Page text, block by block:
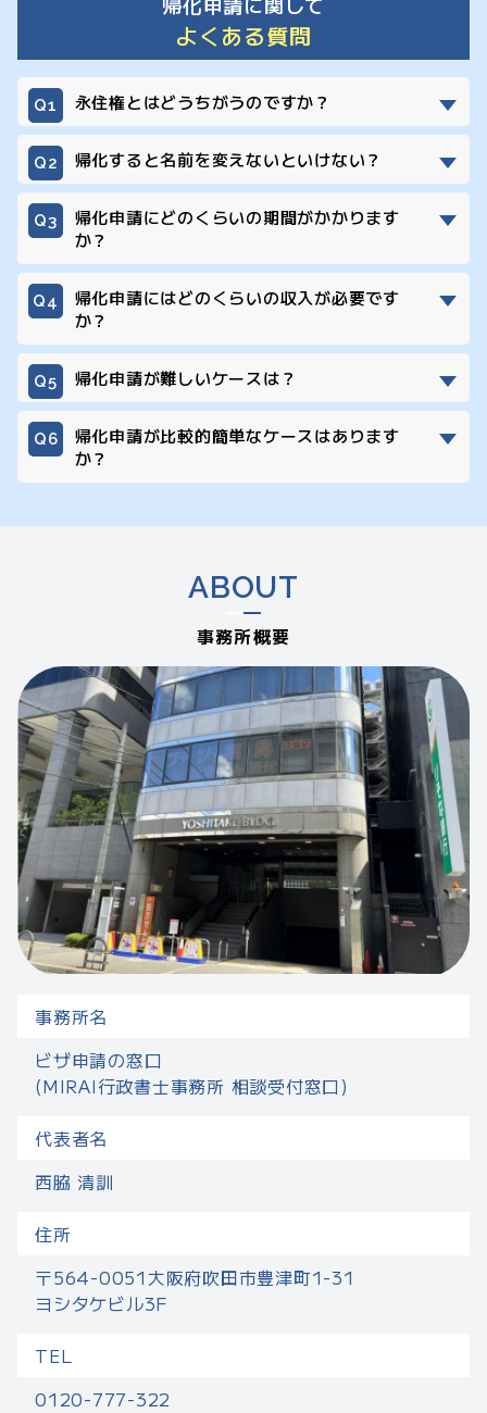
よくある質問
永住権とはどうちがうのですか？
永住権は母国の国籍を維持したまま日本
に住むためのビザですが、帰化は日本国
籍を取得することです。日本国籍を取得
すると選挙権を得たり、公務員として働
くことができるようになります。
帰化すると名前を変えないといけない？
日本のルールに従った名前を決める必要
があります。漢字の使用制限があり、カ
タカナは使用できます。
帰化申請にどのくらいの期間がかかります
か？
帰化申請は手続きが複雑で面接もありま
すので、早くても１年はかかります。
帰化申請にはどのくらいの収入が必要です
か？
安定した生活ができていることが重要に
なり、はっきりとした金額の定めはあり
ませんが年収300万ほどはが目安となり
ます。
帰化申請が難しいケースは？
過去に犯罪歴がある場合、「素行が善良
である」という要件を満たさないおそれ
があり、帰化申請の承認が困難になりま
す。
帰化申請が比較的簡単なケースはあります
か？
日本人の配偶者や日本に住所を持つ者の
可がでるまでに１年はかかります。
ABOUT
事務所概要
事務所名
ビザ申請の窓口
(MIRAI行政書士事務所 相談受付窓口)
代表者名
西脇 清訓
住所
〒564-0051大阪府吹田市豊津町1-31
ヨシタケビル3F
TEL
0120-777-322